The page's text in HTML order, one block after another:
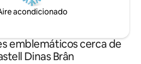
acondicionado
emblemáticos cerca de
Dinas Brân